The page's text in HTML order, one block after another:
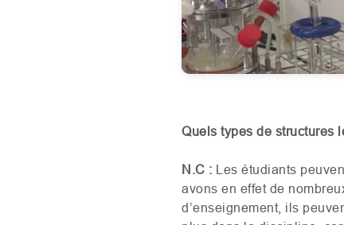
Quels types de structures
N.C : Les étudiants
avons en effet de
d’enseignement, ils